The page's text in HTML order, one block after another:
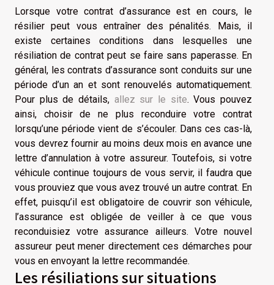
Lorsque votre contrat d’assurance est en cours, le
résilier peut vous entraîner des pénalités. Mais, il
existe certaines conditions dans lesquelles une
résiliation de contrat peut se faire sans paperasse. En
général, les contrats d’assurance sont conduits sur une
période d’un an et sont renouvelés automatiquement.
Pour plus de détails, allez sur le site. Vous pouvez
ainsi, choisir de ne plus reconduire votre contrat
lorsqu’une période vient de s’écouler. Dans ces cas-là,
vous devrez fournir au moins deux mois en avance une
lettre d’annulation à votre assureur. Toutefois, si votre
véhicule continue toujours de vous servir, il faudra que
vous prouviez que vous avez trouvé un autre contrat. En
effet, puisqu’il est obligatoire de couvrir son véhicule,
l’assurance est obligée de veiller à ce que vous
reconduisiez votre assurance ailleurs. Votre nouvel
assureur peut mener directement ces démarches pour
vous en envoyant la lettre recommandée.
Les résiliations sur situations